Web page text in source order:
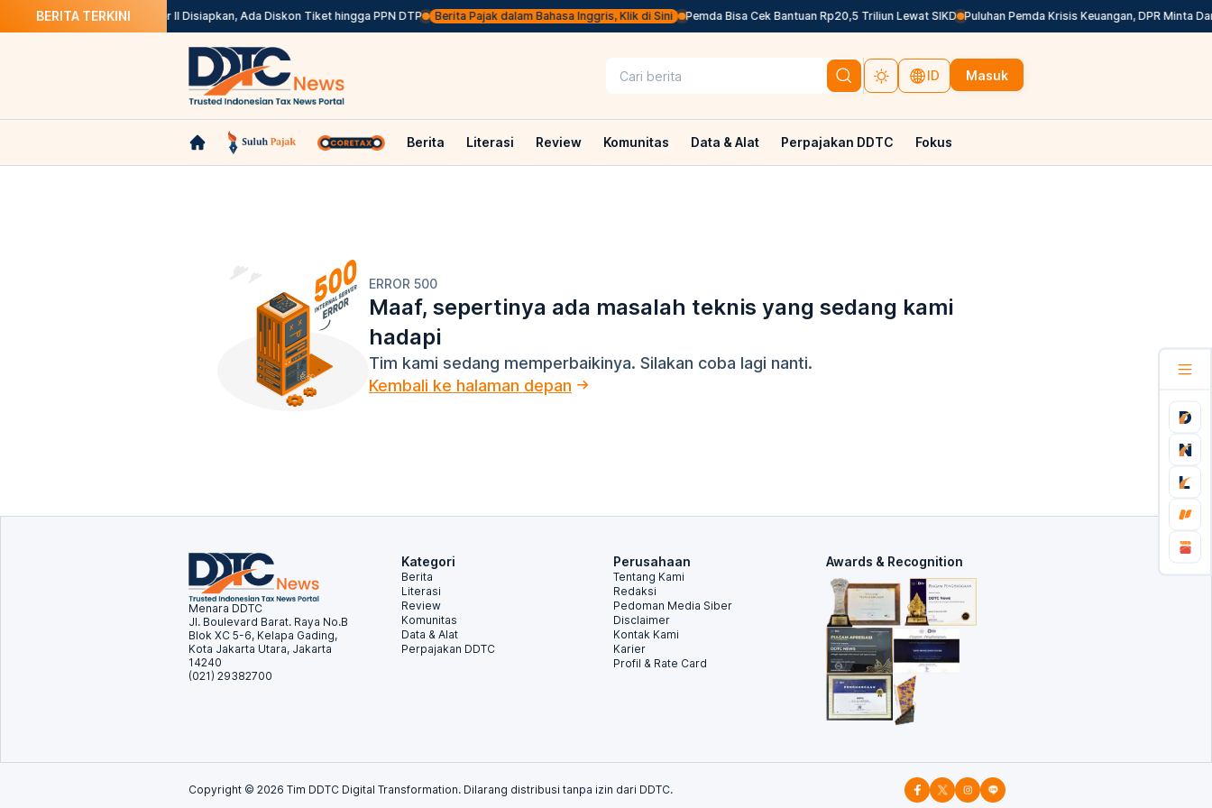
BERITA TERKINI
Agustus Stimulus Semester II Disiapkan, Ada Diskon Tiket hingga PPN DTP Berita Pajak dalam Bahasa Inggris, Klik di Sini Pemda Bisa Cek Bantuan Rp20,5 Triliun Lewat SIKD Puluhan Pemda Krisis Keuangan, DPR Minta
ID Masuk
Berita Literasi Review Komunitas Data & Alat Perpajakan DDTC Fokus
ERROR 500
Maaf, sepertinya ada masalah teknis yang sedang kami
hadapi
Tim kami sedang memperbaikinya. Silakan coba lagi nanti.
Kembali ke halaman depan
Menara DDTC
Jl. Boulevard Barat. Raya No.B
Blok XC 5-6, Kelapa Gading,
Kota Jakarta Utara, Jakarta
14240
(021) 29382700
Kategori
Berita
Literasi
Review
Komunitas
Data & Alat
Perpajakan DDTC
Perusahaan
Tentang Kami
Redaksi
Pedoman Media Siber
Disclaimer
Kontak Kami
Karier
Profil & Rate Card
Awards & Recognition
Copyright © 2026 Tim DDTC Digital Transformation. Dilarang distribusi tanpa izin dari DDTC.